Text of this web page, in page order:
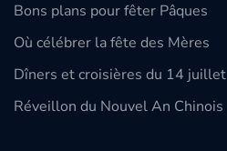
Bons plans pour fêter Pâques
Où célébrer la fête des Mères
Dîners et croisières du 14 juillet
Réveillon du Nouvel An Chinois